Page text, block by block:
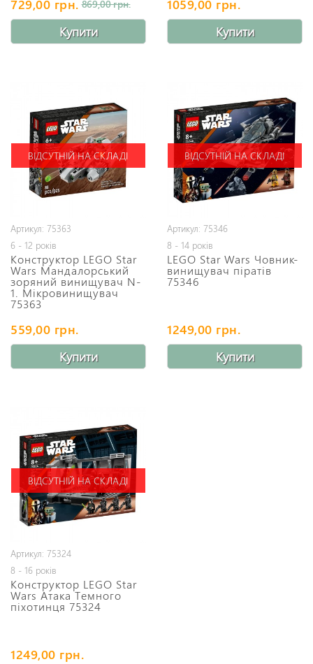
729,00 грн. 869,00 грн.
Купити
1059,00 грн.
Купити
ВІДСУТНІЙ НА СКЛАДІ
Артикул: 75363
6 - 12 років
Конструктор LEGO Star
Wars Мандалорський
зоряний винищувач N-
1. Мікровинищувач
75363
559,00 грн.
Купити
ВІДСУТНІЙ НА СКЛАДІ
Артикул: 75346
8 - 14 років
LEGO Star Wars Човник-
винищувач піратів
75346
1249,00 грн.
Купити
ВІДСУТНІЙ НА СКЛАДІ
Артикул: 75324
8 - 16 років
Конструктор LEGO Star
Wars Атака Темного
піхотинця 75324
1249,00 грн.